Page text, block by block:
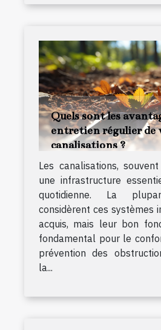
Quels sont les
entretien régulier de
canalisations ?
Les canalisations,
une infrastructure
quotidienne. La
considèrent ces systèmes
acquis, mais leur bon
fondamental pour le
prévention des
la...